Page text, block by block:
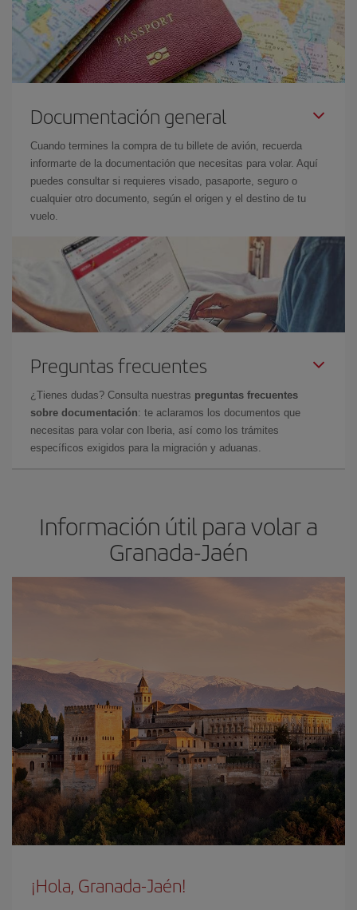
Documentación general
Cuando termines la compra de tu billete de avión, recuerda
informarte de la documentación que necesitas para volar. Aquí
puedes consultar si requieres visado, pasaporte, seguro o
cualquier otro documento, según el origen y el destino de tu
vuelo.
Preguntas frecuentes
¿Tienes dudas? Consulta nuestras preguntas frecuentes
sobre documentación: te aclaramos los documentos que
necesitas para volar con Iberia, así como los trámites
específicos exigidos para la migración y aduanas.
Información útil para volar a
Granada-Jaén
¡Hola, Granada-Jaén!